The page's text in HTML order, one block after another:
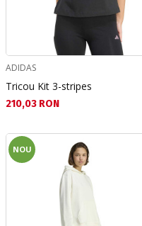
ADIDAS
Tricou Kit 3-stripes
Текуща цена:
210,03 RON
NOU